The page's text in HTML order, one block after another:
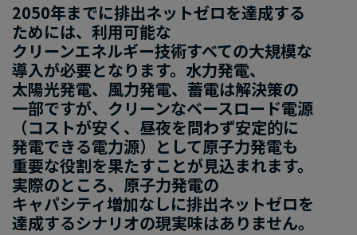
2050年までに​排出ネットゼロを​達成する​
ためには、​利用可能な​
クリーンエネルギー技術すべての​大規模な​
導入が​必要と​なります。​水力発電、​
太陽光発電、​風力発電、 ​蓄電は​解決策の​
一部ですが、​クリーンな​ベースロード電源
（コストが​安く、​昼夜を​問わず​安定的に​
発電できる​電力源） と​して​原子力発電も​
重要な​役割を​果たすことが​見込まれます。​
実際の​ところ、​原子力発電の​
キャパシティ増加なしに​排出ネットゼロを​
達成する​シナリオの​現実味は​ありません。